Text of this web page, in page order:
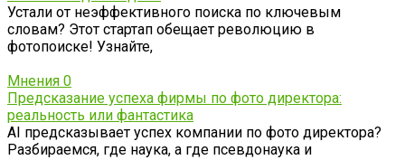
Устали от неэффективного поиска по ключевым
словам? Этот стартап обещает революцию в
фотопоиске! Узнайте,
Мнения 0
Предсказание успеха фирмы по фото директора:
реальность или фантастика
AI предсказывает успех компании по фото директора?
Разбираемся, где наука, а где псевдонаука и